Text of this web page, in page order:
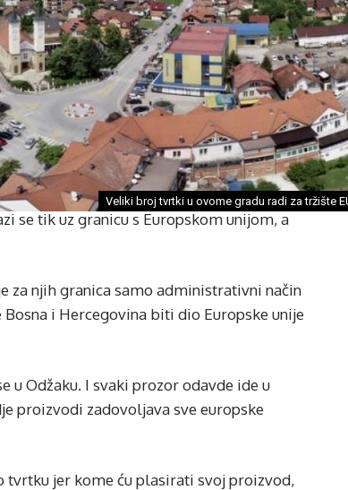
Veliki broj tvrtki u ovome gradu radi za tržište
se tik uz granicu s Europskom unijom, a
za njih granica samo administrativni način
Bosna i Hercegovina biti dio Europske unije
Odžaku. I svaki prozor odavde ide u
proizvodi zadovoljava sve europske
tvrtku jer kome ću plasirati svoj proizvod,